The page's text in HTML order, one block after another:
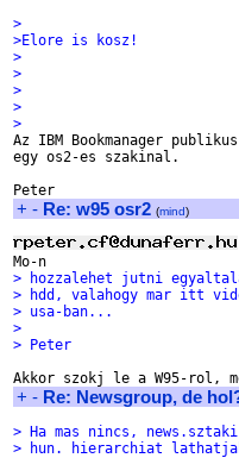
>
>Elore is kosz!
>
>
Az IBM Bookmanager
egy os2-es szakinal.
+ - Re: w95 osr2 (mind)
> hozzalehet jutni
> hdd, valahogy mar itt
> usa-ban...
>
> Peter
+ - Re: Newsgroup, de
> Ha mas nincs,
> hun. hierarchiat